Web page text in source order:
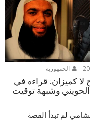
الجمهورية
لا كميزان: قراءة في
وشبهة توقيت
لم تبدأ القصة